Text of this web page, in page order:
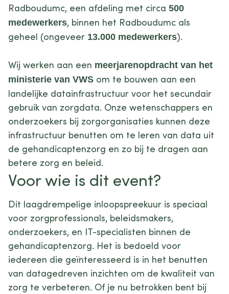
Radboudumc, een afdeling met circa 500
medewerkers, binnen het Radboudumc als
geheel (ongeveer 13.000 medewerkers).
Wij werken aan een meerjarenopdracht van het
ministerie van VWS om te bouwen aan een
landelijke datainfrastructuur voor het secundair
gebruik van zorgdata. Onze wetenschappers en
onderzoekers bij zorgorganisaties kunnen deze
infrastructuur benutten om te leren van data uit
de gehandicaptenzorg en zo bij te dragen aan
betere zorg en beleid.
Voor wie is dit event?
Dit laagdrempelige inloopspreekuur is speciaal
voor zorgprofessionals, beleidsmakers,
onderzoekers, en IT-specialisten binnen de
gehandicaptenzorg. Het is bedoeld voor
iedereen die geïnteresseerd is in het benutten
van datagedreven inzichten om de kwaliteit van
zorg te verbeteren. Of je nu betrokken bent bij